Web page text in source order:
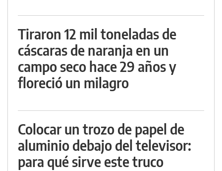
Tiraron 12 mil toneladas de
cáscaras de naranja en un
campo seco hace 29 años y
floreció un milagro
Colocar un trozo de papel de
aluminio debajo del televisor:
para qué sirve este truco